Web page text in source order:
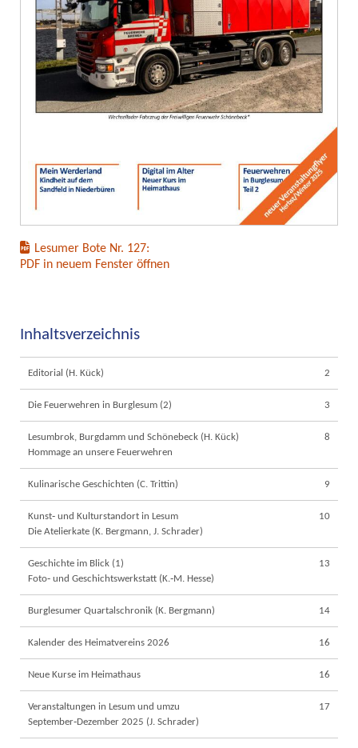
Lesumer Bote Nr. 127:
PDF in neuem Fenster öffnen
Inhaltsverzeichnis
Editorial (H. Kück) 2
Die Feuerwehren in Burglesum (2) 3
Lesumbrok, Burgdamm und Schönebeck (H. Kück)
Hommage an unsere Feuerwehren
8
Kulinarische Geschichten (C. Trittin) 9
Kunst‐ und Kulturstandort in Lesum
Die Atelierkate (K. Bergmann, J. Schrader)
10
Geschichte im Blick (1)
Foto‐ und Geschichtswerkstatt (K.‐M. Hesse)
13
Burglesumer Quartalschronik (K. Bergmann) 14
Kalender des Heimatvereins 2026 16
Neue Kurse im Heimathaus 16
Veranstaltungen in Lesum und umzu
September‐Dezember 2025 (J. Schrader)
17